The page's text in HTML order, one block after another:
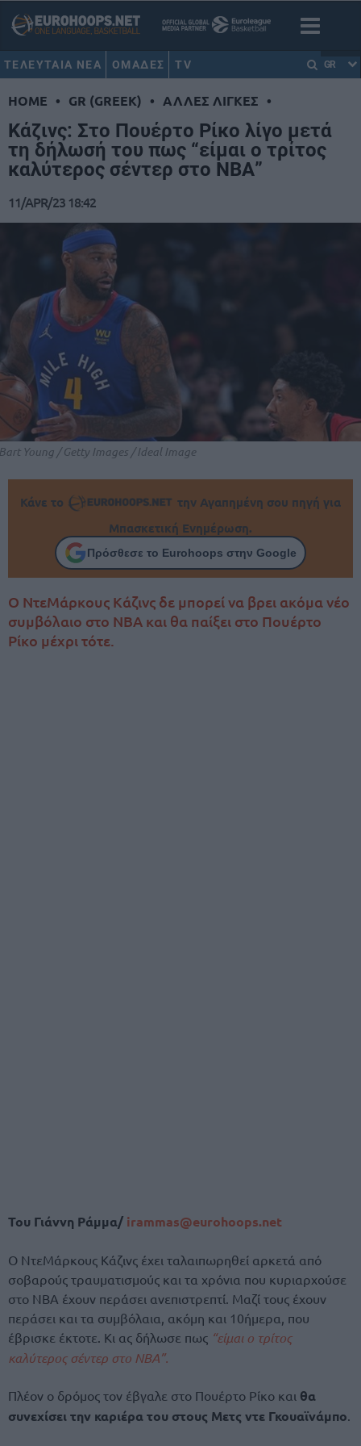
ΤΕΛΕΥΤΑΙΑ ΝΕΑ ΟΜΑΔΕΣ TV GR
HOME • GR (GREEK) • ΑΛΛΕΣ ΛΙΓΚΕΣ •
Κάζινς: Στο Πουέρτο Ρίκο λίγο μετά
τη δήλωσή του πως “είμαι ο τρίτος
καλύτερος σέντερ στο ΝΒΑ”
11/APR/23 18:42
Young / Getty Images / Ideal Image
Κάνε το
την Αγαπημένη σου πηγή για
Μπασκετική Ενημέρωση.
Πρόσθεσε το Eurohoops στην Google
Ο ΝτεΜάρκους Κάζινς δε μπορεί να βρει ακόμα νέο
συμβόλαιο στο ΝΒΑ και θα παίξει στο Πουέρτο
Ρίκο μέχρι τότε.
Του Γιάννη Ράμμα/ irammas@eurohoops.net
Ο ΝτεΜάρκους Κάζινς έχει ταλαιπωρηθεί αρκετά από
σοβαρούς τραυματισμούς και τα χρόνια που κυριαρχούσε
στο ΝΒΑ έχουν περάσει ανεπιστρεπτί. Μαζί τους έχουν
περάσει και τα συμβόλαια, ακόμη και 10ήμερα, που
έβρισκε έκτοτε. Κι ας δήλωσε πως “είμαι ο τρίτος
καλύτερος σέντερ στο ΝΒΑ”.
Πλέον ο δρόμος τον έβγαλε στο Πουέρτο Ρίκο και θα
συνεχίσει την καριέρα του στους Μετς ντε Γκουαϊνάμπο